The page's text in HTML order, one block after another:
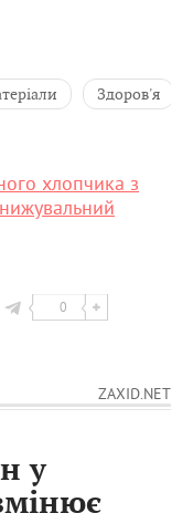
Здоров'я
хлопчика з
0
ZAXID.NET
у